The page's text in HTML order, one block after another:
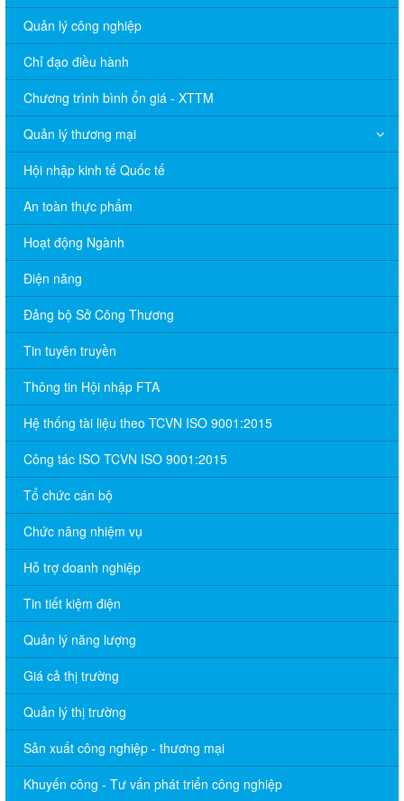
Quản lý công nghiệp
Chỉ đạo điều hành
Chương trình bình ổn giá - XTTM
Quản lý thương mại
Hội nhập kinh tế Quốc tế
An toàn thực phẩm
Hoạt động Ngành
Điện năng
Đảng bộ Sở Công Thương
Tin tuyên truyền
Thông tin Hội nhập FTA
Hệ thống tài liệu theo TCVN ISO 9001:2015
Công tác ISO TCVN ISO 9001:2015
Tổ chức cán bộ
Chức năng nhiệm vụ
Hỗ trợ doanh nghiệp
Tin tiết kiệm điện
Quản lý năng lượng
Giá cả thị trường
Quản lý thị trường
Sản xuất công nghiệp - thương mại
Khuyến công - Tư vấn phát triển công nghiệp